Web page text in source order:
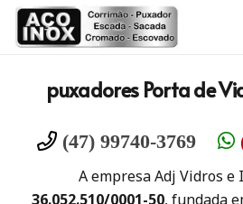
‎puxadores Porta de
(47) 99740-3769
A empresa Adj Vidros e
36.052.510/0001-50, fundada